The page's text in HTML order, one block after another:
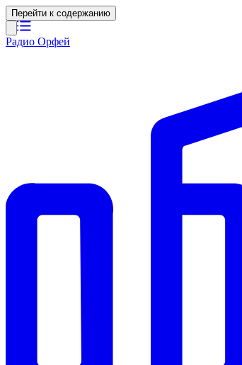
Перейти к содержанию
Радио Орфей